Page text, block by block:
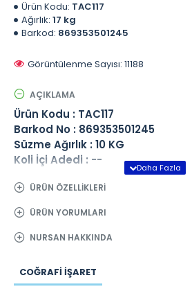
Ürün Kodu: TAC117
Ağırlık: 17 kg
Barkod: 869353501245
Görüntülenme Sayısı: 11188
AÇIKLAMA
Ürün Kodu : TAC117
Barkod No : 869353501245
Süzme Ağırlık : 10 KG
Koli İçi Adedi : --
ÜRÜN ÖZELLIKLERI
ÜRÜN YORUMLARI
NURSAN HAKKINDA
COĞRAFI İŞARET